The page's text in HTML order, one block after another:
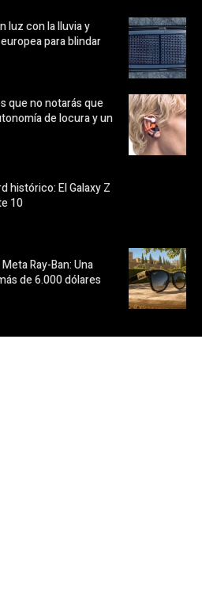
luz con la lluvia y
europea para blindar
que no notarás que
de locura y un
histórico: El Galaxy Z
10
Ray-Ban: Una
de 6.000 dólares